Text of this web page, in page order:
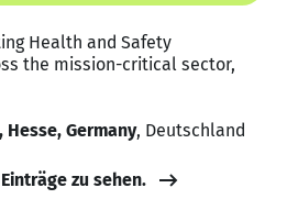
Health and Safety
the mission-critical sector,
Germany, Deutschland
zu sehen.